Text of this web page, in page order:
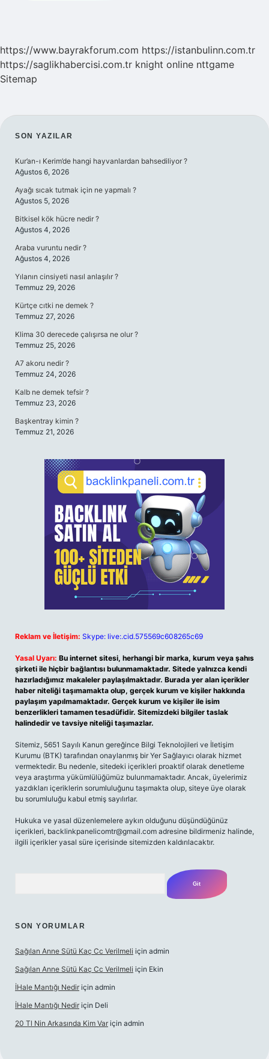
https://www.bayrakforum.com https://istanbulinn.com.tr
https://saglikhabercisi.com.tr knight online nttgame
Sitemap
SIDEBAR
SON YAZILAR
Kur’an-ı Kerim’de hangi hayvanlardan bahsediliyor ?
Ağustos 6, 2026
Ayağı sıcak tutmak için ne yapmalı ?
Ağustos 5, 2026
Bitkisel kök hücre nedir ?
Ağustos 4, 2026
Araba vuruntu nedir ?
Ağustos 4, 2026
Yılanın cinsiyeti nasıl anlaşılır ?
Temmuz 29, 2026
Kürtçe cıtki ne demek ?
Temmuz 27, 2026
Klima 30 derecede çalışırsa ne olur ?
Temmuz 25, 2026
A7 akoru nedir ?
Temmuz 24, 2026
Kalb ne demek tefsir ?
Temmuz 23, 2026
Başkentray kimin ?
Temmuz 21, 2026
Reklam ve İletişim: Skype: live:.cid.575569c608265c69
Yasal Uyarı: Bu internet sitesi, herhangi bir marka, kurum veya şahıs
şirketi ile hiçbir bağlantısı bulunmamaktadır. Sitede yalnızca kendi
hazırladığımız makaleler paylaşılmaktadır. Burada yer alan içerikler
haber niteliği taşımamakta olup, gerçek kurum ve kişiler hakkında
paylaşım yapılmamaktadır. Gerçek kurum ve kişiler ile isim
benzerlikleri tamamen tesadüfidir. Sitemizdeki bilgiler taslak
halindedir ve tavsiye niteliği taşımazlar.
Sitemiz, 5651 Sayılı Kanun gereğince Bilgi Teknolojileri ve İletişim
Kurumu (BTK) tarafından onaylanmış bir Yer Sağlayıcı olarak hizmet
vermektedir. Bu nedenle, sitedeki içerikleri proaktif olarak denetleme
veya araştırma yükümlülüğümüz bulunmamaktadır. Ancak, üyelerimiz
yazdıkları içeriklerin sorumluluğunu taşımakta olup, siteye üye olarak
bu sorumluluğu kabul etmiş sayılırlar.
Hukuka ve yasal düzenlemelere aykırı olduğunu düşündüğünüz
içerikleri, backlinkpanelicomtr@gmail.com adresine bildirmeniz halinde,
ilgili içerikler yasal süre içerisinde sitemizden kaldırılacaktır.
SON YORUMLAR
Sağılan Anne Sütü Kaç Cc Verilmeli için admin
Sağılan Anne Sütü Kaç Cc Verilmeli için Ekin
İHale Mantığı Nedir için admin
İHale Mantığı Nedir için Deli
20 Tl Nin Arkasında Kim Var için admin